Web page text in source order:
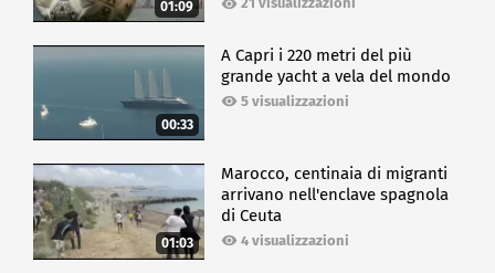
01:09
00:33
A Capri i 220 metri del più
grande yacht a vela del mondo
5 visualizzazioni
01:03
Marocco, centinaia di migranti
arrivano nell'enclave spagnola
di Ceuta
4 visualizzazioni